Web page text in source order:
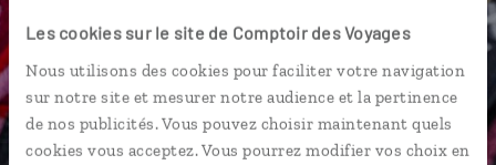
Les cookies sur le site de Comptoir des Voyages
Nous utilisons des cookies pour faciliter votre navigation
sur notre site et mesurer notre audience et la pertinence
de nos publicités. Vous pouvez choisir maintenant quels
cookies vous acceptez. Vous pourrez modifier vos choix en
téléphone.
Vous gardez le même interlocuteur avant,
pendant et après votre voyage.